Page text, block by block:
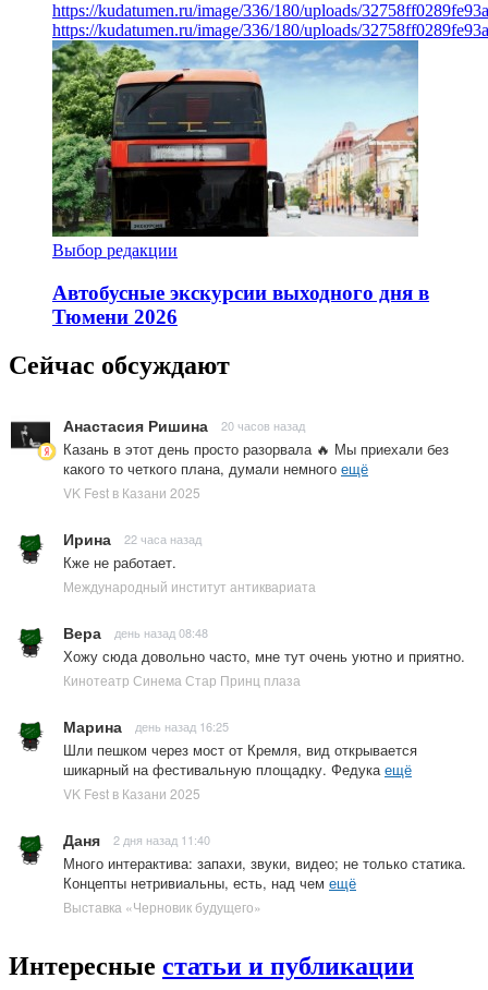
https://kudatumen.ru/image/336/180/uploads/
https://kudatumen.ru/image/336/180/uploads/
Выбор редакции
Автобусные экскурсии выходного дня в
Тюмени 2026
Сейчас обсуждают
Анастасия Ришина 20 часов назад
Казань в этот день просто разорвала 🔥 Мы приехали без
какого то четкого плана, думали немного ещё
VK Fest в Казани 2025
Ирина 22 часа назад
Кже не работает.
Международный институт антиквариата
Вера день назад 08:48
Хожу сюда довольно часто, мне тут очень уютно и приятно.
Кинотеатр Синема Стар Принц плаза
Марина день назад 16:25
Шли пешком через мост от Кремля, вид открывается
шикарный на фестивальную площадку. Федука ещё
VK Fest в Казани 2025
Даня 2 дня назад 11:40
Много интерактива: запахи, звуки, видео; не только статика.
Концепты нетривиальны, есть, над чем ещё
Выставка «Черновик будущего»
Интересные статьи и публикации